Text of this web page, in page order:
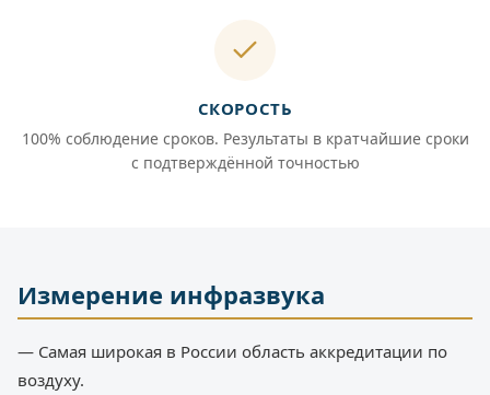
СКОРОСТЬ
100% соблюдение сроков. Результаты в кратчайшие сроки
с подтверждённой точностью
Измерение инфразвука
— Самая широкая в России область аккредитации по
воздуху.